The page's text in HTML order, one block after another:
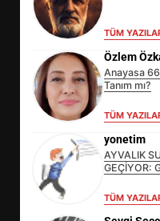
TÜM
Özlem
Anayasa
Tanım mı?
TÜM
yonetim
AYVALIK
GEÇİYOR:
TÜM